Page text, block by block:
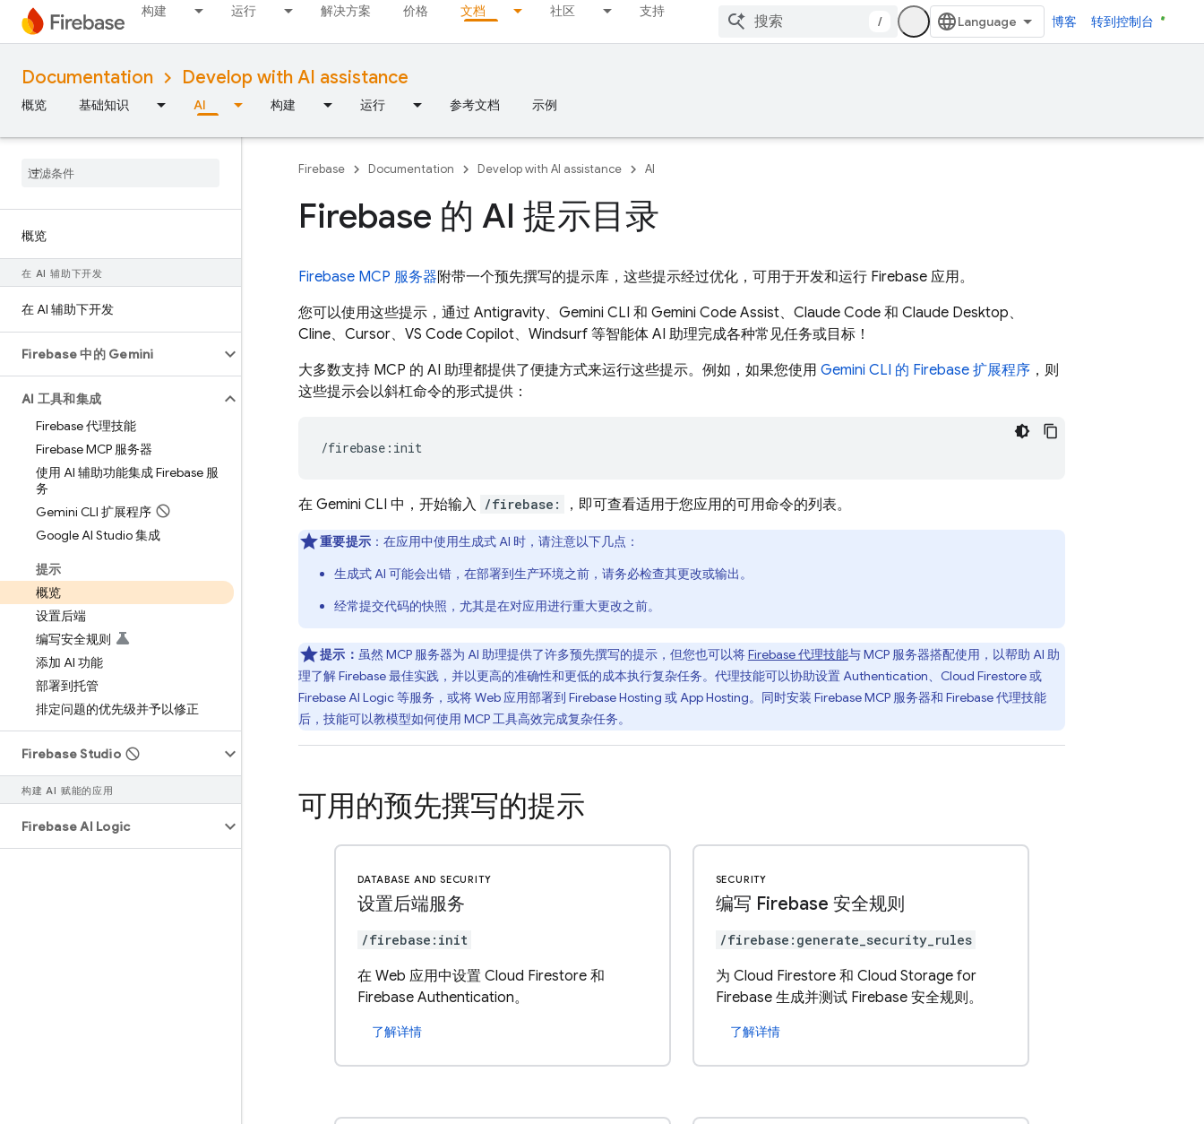
构建 运行 解决方案 价格 文档 社区 支持
/ 博客 转到控制台
Documentation Develop with AI assistance
概览 基础知识 AI 构建 运行 参考文档 示例
概览
在 AI 辅助下开发
在 AI 辅助下开发
Firebase 中的 Gemini
AI 工具和集成
Firebase 代理技能
Firebase MCP 服务器
使用 AI 辅助功能集成 Firebase 服
务
Gemini CLI 扩展程序
Google AI Studio 集成
提示
概览
设置后端
编写安全规则
添加 AI 功能
部署到托管
排定问题的优先级并予以修正
Firebase Studio
构建 AI 赋能的应用
Firebase AI Logic
Firebase Documentation Develop with AI assistance AI
Firebase 的 AI 提示目录
Firebase MCP 服务器附带一个预先撰写的提示库，这些提示经过优化，可用于开发和运行 Firebase 应用。
您可以使用这些提示，通过 Antigravity、 Gemini CLI 和 Gemini Code Assist、Claude Code 和 Claude Desktop、
Cline、Cursor、VS Code Copilot、Windsurf 等智能体 AI 助理完成各种常见任务或目标！
大多数支持 MCP 的 AI 助理都提供了便捷方式来运行这些提示。例如，如果您使用 Gemini CLI 的 Firebase 扩展程序 ，则
这些提示会以斜杠命令的形式提供：
在 Gemini CLI 中，开始输入 /firebase: ，即可查看适用于您应用的可用命令的列表。
重要提示 ：在应用中使用生成式 AI 时，请注意以下几点：
生成式 AI 可能会出错，在部署到生产环境之前，请务必检查其更改或输出。
经常提交代码的快照，尤其是在对应用进行重大更改之前。
提示： 虽然 MCP 服务器为 AI 助理提供了许多预先撰写的提示，但您也可以将Firebase 代理技能与 MCP 服务器搭配使用，以帮助 AI 助
理了解 Firebase 最佳实践，并以更高的准确性和更低的成本执行复杂任务。代理技能可以协助设置Authentication、 Cloud Firestore或
Firebase AI Logic等服务，或将 Web 应用部署到 Firebase Hosting 或App Hosting。同时安装 Firebase MCP 服务器和 Firebase 代理技能
后，技能可以教模型如何使用 MCP 工具高效完成复杂任务。
可用的预先撰写的提示
DATABASE AND SECURITY
设置后端服务
/firebase:init
在 Web 应用中设置 Cloud Firestore 和
Firebase Authentication。
了解详情
SECURITY
编写 Firebase 安全规则
/firebase:generate_security_rules
为 Cloud Firestore 和 Cloud Storage for
Firebase 生成并测试 Firebase 安全规则。
了解详情